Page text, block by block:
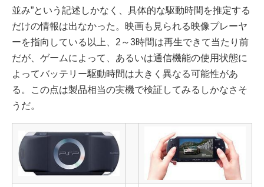
並み”という記述しかなく、具体的な駆動時間を推定する
だけの情報は出なかった。映画も見られる映像プレーヤ
ーを指向している以上、2～3時間は再生できて当たり前
だが、ゲームによって、あるいは通信機能の使用状態に
よってバッテリー駆動時間は大きく異なる可能性があ
る。この点は製品相当の実機で検証してみるしかなさそ
うだ。